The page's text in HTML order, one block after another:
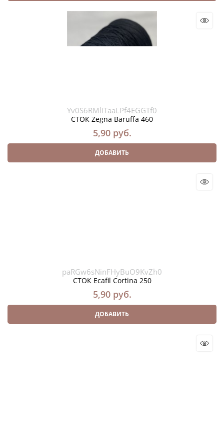
Yv0S6RMliTaaLPf4EGGTf0
СТОК Zegna Baruffa 460
5,90 руб.
ДОБАВИТЬ
paRGw6sNinFHyBuO9KvZh0
СТОК Ecafil Cortina 250
5,90 руб.
ДОБАВИТЬ